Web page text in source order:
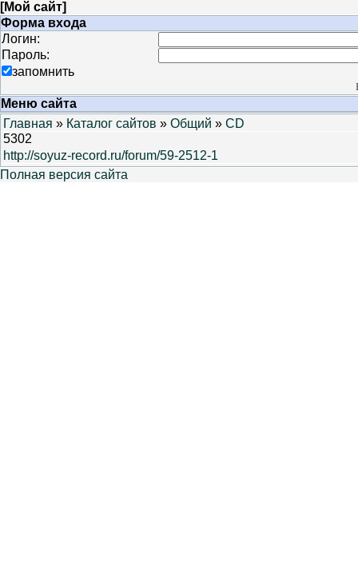
[Мой сайт]
Форма входа
Логин:
Пароль:
запомнить
Меню сайта
Главная » Каталог сайтов » Общий » CD
5302
http://soyuz-record.ru/forum/59-2512-1
Полная версия сайта